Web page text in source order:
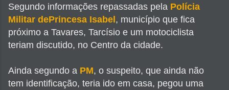
Segundo informações repassadas pela Polícia
Militar dePrincesa Isabel, município que fica
próximo a Tavares, Tarcísio e um motociclista
teriam discutido, no Centro da cidade.
Ainda segundo a PM, o suspeito, que ainda não
tem identificação, teria ido em casa, pegou uma